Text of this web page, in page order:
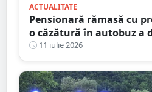
ACTUALITATE
Pensionară rămasă cu
o căzătură în autobuz a
Transurban
11 iulie 2026